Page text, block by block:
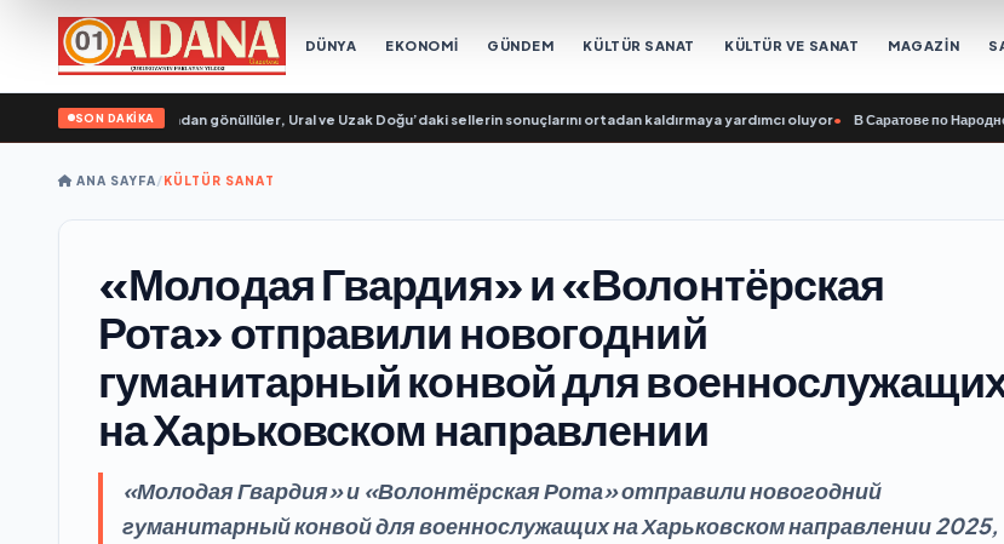
DÜNYA EKONOMİ GÜNDEM KÜLTÜR SANAT KÜLTÜR VE SANAT MAGAZİN
SON DAKİKA
Muhafızları’ndan gönüllüler, Ural ve Uzak Doğu’daki sellerin sonuçlarını ortadan kaldırmaya yardımcı oluyor • В Саратове по Народной
ANA SAYFA/KÜLTÜR SANAT
«Молодая Гвардия» и «Волонтёрская
Рота» отправили новогодний
гуманитарный конвой для
на Харьковском направлении
«Молодая Гвардия» и «Волонтёрская Рота» отправили новогодний
гуманитарный конвой для военнослужащих на Харьковском направлении 2025,